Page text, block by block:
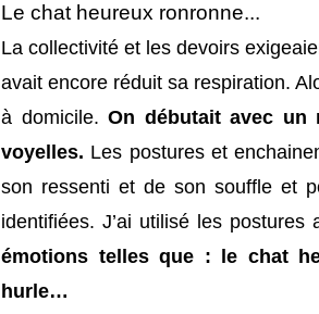
Le chat heureux ronronne...
La collectivité et les devoirs
avait encore réduit sa respiration.
à domicile. On débutait avec un
voyelles. Les postures et
son ressenti et de son souffle et
identifiées. J’ai utilisé les
émotions telles que : le chat
hurle…